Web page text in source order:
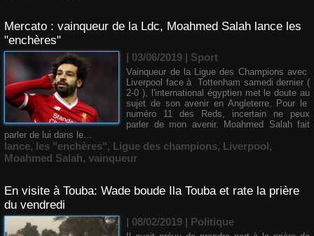
Mercato : vainqueur de la Ldc, Moahmed Salah lance les
"enchères"
| 03/06/2019 | Sport
Vainqueur de la Ligue des Champions avec
Liverpool face à Tottenham samedi dernier (
2-0 ), l'international égyptien met le doute au
sujet de son avenir en Angleterre. Pour le
numéro 11 des Reds, incertain ne peux
parler de mon avenir. Moahmed Salah fait
parler de lui dans le...
lance, les "enchères", Ligue des champions, Liverpool,
Moahmed Salah, vainqueur
En visite à Touba: Wade boude Ila Touba et rate la prière
du vendredi
| 08/02/2019 | Politique